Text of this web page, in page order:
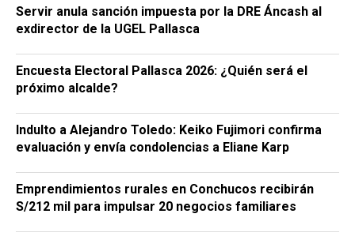
Servir anula sanción impuesta por la DRE Áncash al
exdirector de la UGEL Pallasca
Encuesta Electoral Pallasca 2026: ¿Quién será el
próximo alcalde?
Indulto a Alejandro Toledo: Keiko Fujimori confirma
evaluación y envía condolencias a Eliane Karp
Emprendimientos rurales en Conchucos recibirán
S/212 mil para impulsar 20 negocios familiares